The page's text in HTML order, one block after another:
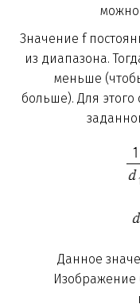
можно
Значение f
из диапазона.
меньше
больше). Для
Данное
Изображение